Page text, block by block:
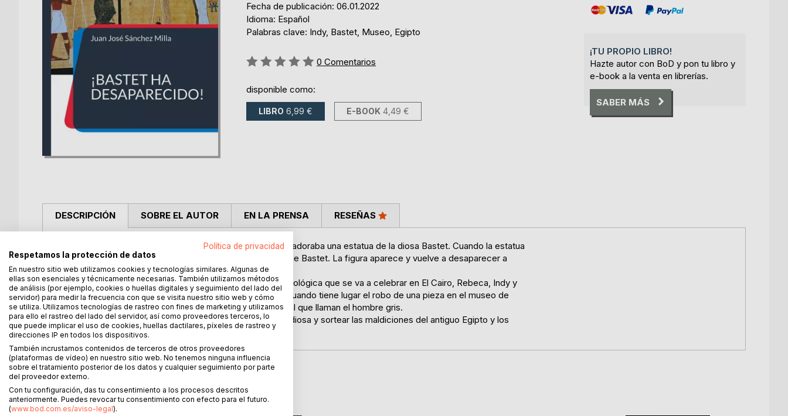
Fecha de publicación: 06.01.2022
Idioma: Español
Palabras clave: Indy, Bastet, Museo, Egipto
Rating:
0 Comentarios
disponible como:
LIBRO 6,99 € E-BOOK 4,49 €
¡TU PROPIO LIBRO!
Hazte autor con BoD y pon tu libro y
e-book a la venta en librerías.
SABER MÁS
DESCRIPCIÓN
Hace miles de años, una pequeña aldea del delta del Nilo adoraba una estatua de la diosa Bastet. Cuando la estatua
desaparece, sus acólitos crean la secta de los asesinos de Bastet. La figura aparece y vuelve a desaparecer a
través de los siglos.
En la actualidad, con motivo de una gran exposición arqueológica que se va a celebrar en El Cairo, Rebeca, Indy y
sus amigos, se ven envueltos en una peligrosa aventura cuando tiene lugar el robo de una pieza en el museo de
Berlín, cometido por un enigmático y siniestro personaje al que llaman el hombre gris.
¿Podrán Rebeca y sus amigos recuperar la estatua de la diosa y sortear las maldiciones del antiguo Egipto y los
peligros que sus enemigos les preparan?
SOBRE EL AUTOR EN LA PRENSA RESEÑAS
MÁS TÍTULOS DEBoD
Política de privacidad
Respetamos la protección de datos
En nuestro sitio web utilizamos cookies y tecnologías similares. Algunas de
ellas son esenciales y técnicamente necesarias. También utilizamos métodos
de análisis (por ejemplo, cookies o huellas digitales y seguimiento del lado del
servidor) para medir la frecuencia con que se visita nuestro sitio web y cómo
se utiliza. Utilizamos tecnologías de rastreo con fines de marketing y utilizamos
para ello el rastreo del lado del servidor, así como proveedores terceros, lo
que puede implicar el uso de cookies, huellas dactilares, píxeles de rastreo y
direcciones IP en todos los dispositivos.
También incrustamos contenidos de terceros de otros proveedores
(plataformas de vídeo) en nuestro sitio web. No tenemos ninguna influencia
sobre el tratamiento posterior de los datos y cualquier seguimiento por parte
del proveedor externo.
Con tu configuración, das tu consentimiento a los procesos descritos
anteriormente. Puedes revocar tu consentimiento con efecto para el futuro.
(www.bod.com.es/aviso-legal).